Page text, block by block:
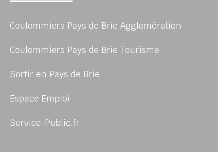
Coulommiers Pays de Brie Agglomération
Coulommiers Pays de Brie Tourisme
Sortir en Pays de Brie
Espace Emploi
Service-Public.fr